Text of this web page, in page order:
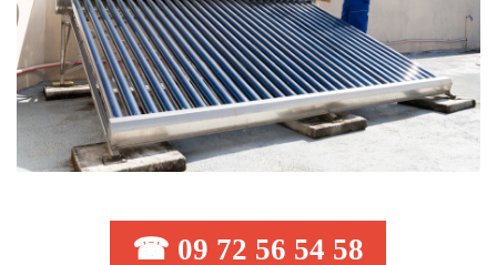
☎ 09 72 56 54 58